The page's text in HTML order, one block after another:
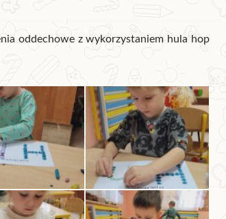
oddechowe z wykorzystaniem hula hop